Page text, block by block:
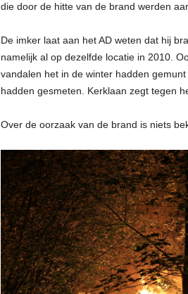
die door de hitte van de brand werden
De imker laat aan het AD weten dat hij
namelijk al op dezelfde locatie in 2010.
vandalen het in de winter hadden
hadden gesmeten. Kerklaan zegt tegen
Over de oorzaak van de brand is niets